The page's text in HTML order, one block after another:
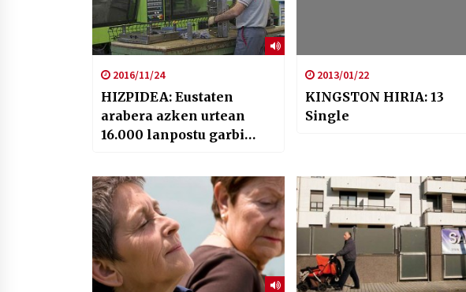
2016/11/24
HIZPIDEA: Eustaten
arabera azken urtean
16.000 lanpostu garbi
ditugu Jon Bernat
Zubirirekin
2013/01/22
KINGSTON HIRIA: 13
Single